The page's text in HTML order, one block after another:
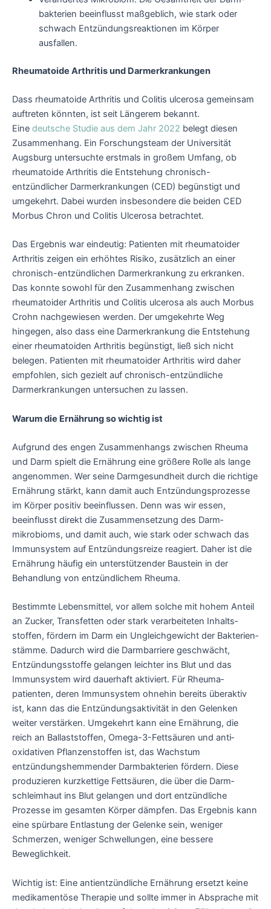
bakterien beeinflusst maß­geblich, wie stark oder
schwach Entzündungs­reaktionen im Körper
ausfallen.
Rheumatoide Arthritis und Darmerkrankungen
Dass rheumatoide Arthritis und Colitis ulcerosa gemeinsam
auftreten könnten, ist seit Längerem bekannt.
Eine deutsche Studie aus dem Jahr 2022 belegt diesen
Zusammenhang. Ein Forschungsteam der Universität
Augsburg untersuchte erstmals in großem Umfang, ob
rheumatoide Arthritis die Entstehung chronisch-
entzündlicher Darmerkrankungen (CED) begünstigt und
umgekehrt. Dabei wurden insbesondere die beiden CED
Morbus Chron und Colitis Ulcerosa betrachtet.
Das Ergebnis war eindeutig: Patienten mit rheumatoider
Arthritis zeigen ein erhöhtes Risiko, zusätzlich an einer
chronisch-entzündlichen Darmerkrankung zu erkranken.
Das konnte sowohl für den Zusammenhang zwischen
rheumatoider Arthritis und Colitis ulcerosa als auch Morbus
Crohn nachgewiesen werden. Der umgekehrte Weg
hingegen, also dass eine Darmerkrankung die Entstehung
einer rheumatoiden Arthritis begünstigt, ließ sich nicht
belegen. Patienten mit rheumatoider Arthritis wird daher
empfohlen, sich gezielt auf chronisch-entzündliche
Darmerkrankungen untersuchen zu lassen.
Warum die Ernährung so wichtig ist
Aufgrund des engen Zusammenhangs zwischen Rheuma
und Darm spielt die Ernährung eine größere Rolle als lange
angenommen. Wer seine Darm­gesundheit durch die richtige
Ernährung stärkt, kann damit auch Entzündungs­prozesse
im Körper positiv beeinflussen. Denn was wir essen,
beeinflusst direkt die Zusammen­setzung des Darm­
mikrobioms, und damit auch, wie stark oder schwach das
Immun­system auf Entzündungs­reize reagiert. Daher ist die
Ernährung häufig ein unter­stützender Baustein in der
Behandlung von entzündlichem Rheuma.
Bestimmte Lebens­mittel, vor allem solche mit hohem Anteil
an Zucker, Trans­fetten oder stark verarbeiteten Inhalts­
stoffen, fördern im Darm ein Ungleich­gewicht der Bakterien­
stämme. Dadurch wird die Darm­barriere geschwächt,
Entzündungs­stoffe gelangen leichter ins Blut und das
Immun­system wird dauerhaft aktiviert. Für Rheuma­
patienten, deren Immun­system ohnehin bereits überaktiv
ist, kann das die Entzündungs­aktivität in den Gelenken
weiter verstärken. Umgekehrt kann eine Ernährung, die
reich an Ballast­stoffen, Omega-3-Fettsäuren und anti­
oxidativen Pflanzenstoffen ist, das Wachstum
entzündungs­hemmender Darm­bakterien fördern. Diese
produzieren kurzkettige Fettsäuren, die über die Darm­
schleimhaut ins Blut gelangen und dort entzündliche
Prozesse im gesamten Körper dämpfen. Das Ergebnis kann
eine spürbare Entlastung der Gelenke sein, weniger
Schmerzen, weniger Schwellungen, eine bessere
Beweglichkeit.
Wichtig ist: Eine anti­entzündliche Ernährung ersetzt keine
medi­kamentöse Therapie und sollte immer in Absprache mit